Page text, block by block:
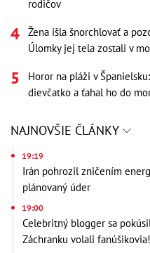
rodičov
Žena išla šnorchlovať a
Úlomky jej tela zostali v
Horor na pláži v
dievčatko a ťahal ho do
NAJNOVŠIE ČLÁNKY
19:19
Irán pohrozil zničením
plánovaný úder
19:00
Celebritný blogger sa
Záchranku volali fanúšikovia!